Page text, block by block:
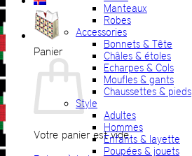
Panier
Votre panier est vide.
Manteaux
Robes
Accessories
Bonnets & Tête
Châles & étoles
Echarpes & Cols
Moufles & gants
Chaussettes & pieds
Style
Adultes
Hommes
Enfants & layette
Poupées & jouets